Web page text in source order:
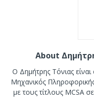
About
Ο Δημήτρης Τόνιας
Μηχανικός
με τους τίτλους MCSA